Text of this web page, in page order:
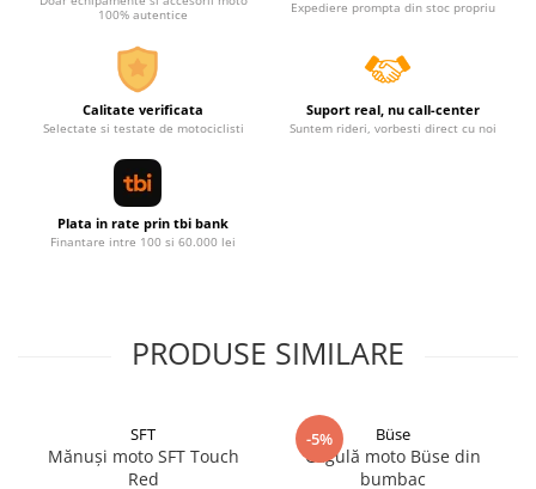
100% autentice
Expediere prompta din stoc propriu
Calitate verificata
Selectate si testate de motociclisti
Suport real, nu call-center
Suntem rideri, vorbesti direct cu noi
Plata in rate prin tbi bank
Finantare intre 100 si 60.000 lei
PRODUSE SIMILARE
SFT
Mănuși moto SFT Touch
Red
-5% Büse
Cagulă moto Büse din
bumbac